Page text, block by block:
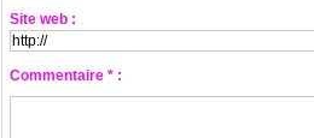
Site web :
Commentaire * :